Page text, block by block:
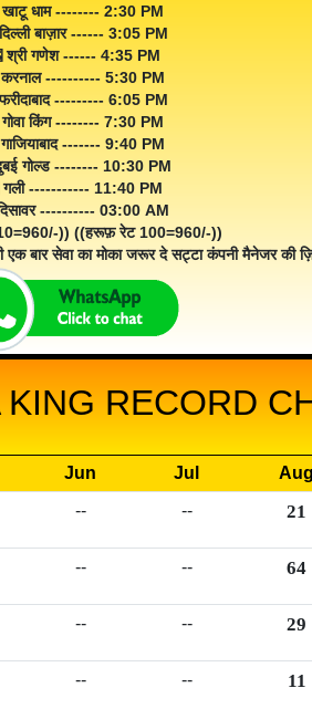
धाम -------- 2:30 PM
बाज़ार ------ 3:05 PM
श्री गणेश ------ 4:35 PM
---------- 5:30 PM
--------- 6:05 PM
किंग -------- 7:30 PM
------- 9:40 PM
गोल्ड -------- 10:30 PM
गली ----------- 11:40 PM
---------- 03:00 AM
)) ((हरूफ़ रेट 100=960/-))
बार सेवा का मोका जरूर दे सट्टा कंपनी मैनेजर की
RECORD
Jun Jul Aug
-- -- 21
-- -- 64
-- -- 29
-- -- 11